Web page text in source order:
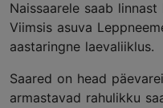
Naissaarele saab
Viimsis asuva
aastaringne laevaliiklus.
Saared on head
armastavad rahulikku